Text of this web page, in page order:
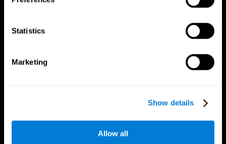
Statistics
Marketing
Show details
Allow all